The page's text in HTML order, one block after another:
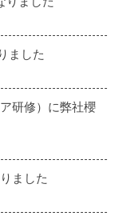
ました
研修）に弊社櫻
ました